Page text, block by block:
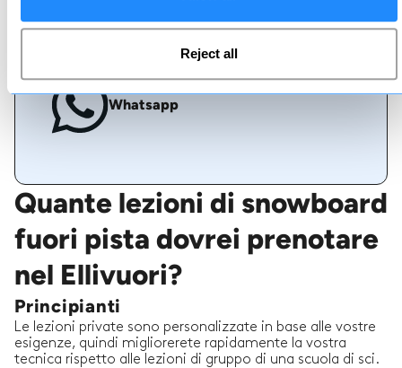
Reject all
Whatsapp
Quante lezioni di snowboard
fuori pista dovrei prenotare
nel Ellivuori?
Principianti
Le lezioni private sono personalizzate in base alle vostre
esigenze, quindi migliorerete rapidamente la vostra
tecnica rispetto alle lezioni di gruppo di una scuola di sci.